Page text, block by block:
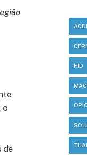
o
de
HID